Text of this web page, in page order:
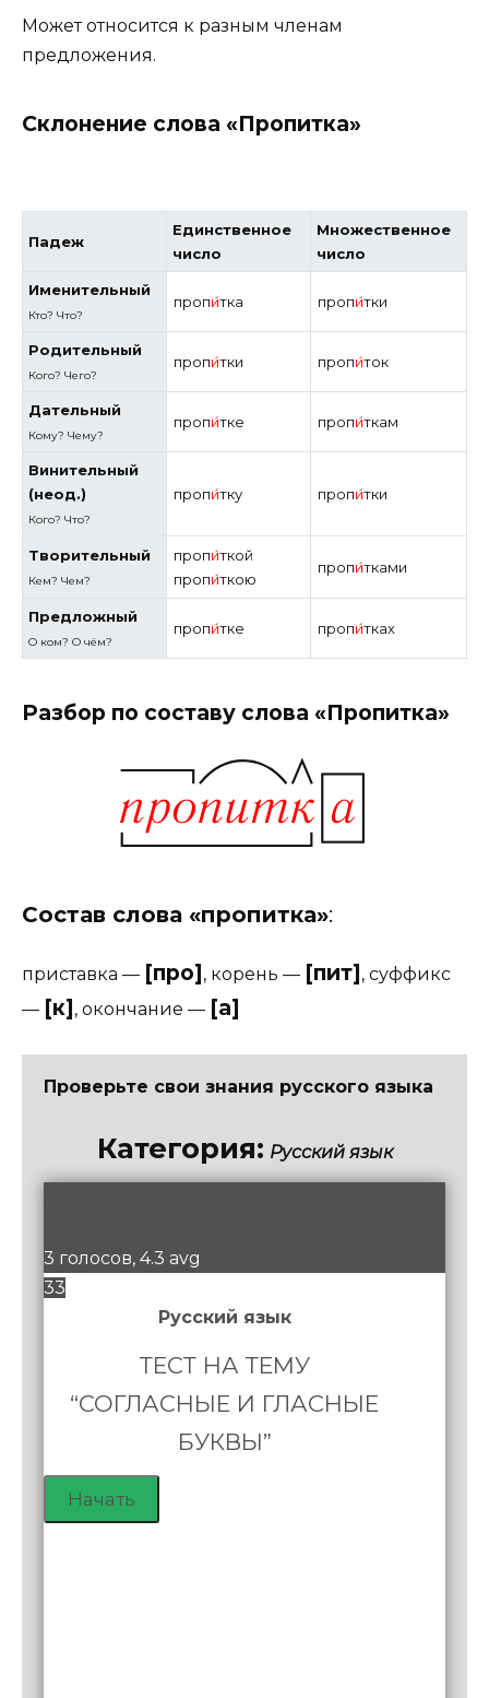
Может относится к разным членам
предложения.
Склонение слова «Пропитка»
Падеж
Единственное
число
Множественное
число
Именительный
Кто? Что?
пропи́тка пропи́тки
Родительный
Кого? Чего?
пропи́тки пропи́ток
Дательный
Кому? Чему?
пропи́тке пропи́ткам
Винительный
(неод.)
Кого? Что?
пропи́тку пропи́тки
Творительный
Кем? Чем?
пропи́ткой
пропи́ткою
пропи́тками
Предложный
О ком? О чём?
пропи́тке пропи́тках
Разбор по составу слова «Пропитка»
Состав слова «пропитка»:
приставка — [про], корень — [пит], суффикс
— [к], окончание — [а]
Проверьте свои знания русского языка
Категория: Русский язык
3 голосов, 4.3 avg
33
Русский язык
ТЕСТ НА ТЕМУ
“СОГЛАСНЫЕ И ГЛАСНЫЕ
БУКВЫ”